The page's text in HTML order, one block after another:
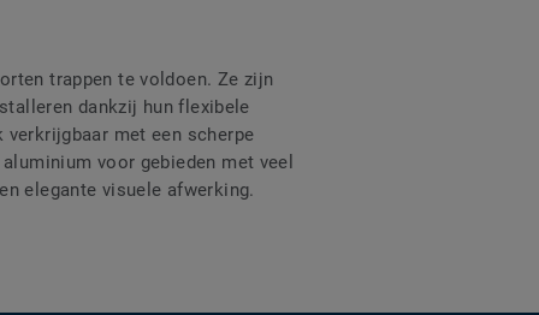
trappen te voldoen. Ze zijn
dankzij hun flexibele
met een scherpe
voor gebieden met veel
elegante visuele afwerking.